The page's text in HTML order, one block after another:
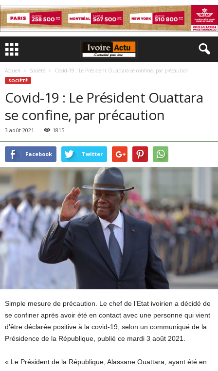
Accueil Société Covid-19 : Le Président Ouattara se confine, par précaution
SOCIÉTÉ
Covid-19 : Le Président Ouattara
se confine, par précaution
3 août 2021 1815
Facebook Twitter
Simple mesure de précaution. Le chef de l’Etat ivoirien a décidé de
se confiner après avoir été en contact avec une personne qui vient
d’être déclarée positive à la covid-19, selon un communiqué de la
Présidence de la République, publié ce mardi 3 août 2021.
« Le Président de la République, Alassane Ouattara, ayant été en